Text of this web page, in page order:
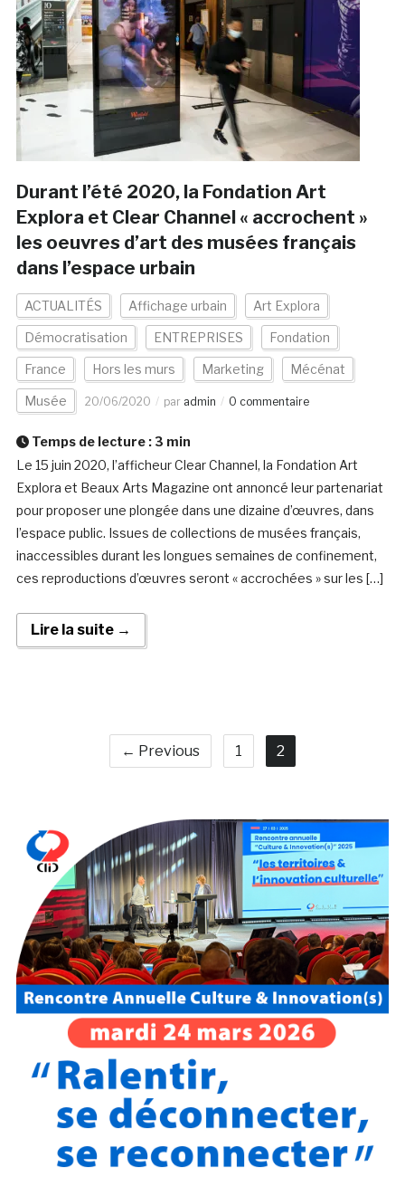
Durant l’été 2020, la Fondation Art
Explora et Clear Channel « accrochent »
les oeuvres d’art des musées français
dans l’espace urbain
ACTUALITÉS Affichage urbain Art Explora
Démocratisation ENTREPRISES Fondation
France Hors les murs Marketing Mécénat
Musée 20/06/2020 par admin 0 commentaire
Temps de lecture : 3 min
Le 15 juin 2020, l’afficheur Clear Channel, la Fondation Art
Explora et Beaux Arts Magazine ont annoncé leur partenariat
pour proposer une plongée dans une dizaine d’œuvres, dans
l’espace public. Issues de collections de musées français,
inaccessibles durant les longues semaines de confinement,
ces reproductions d’œuvres seront « accrochées » sur les […]
Lire la suite →
← Previous 1 2